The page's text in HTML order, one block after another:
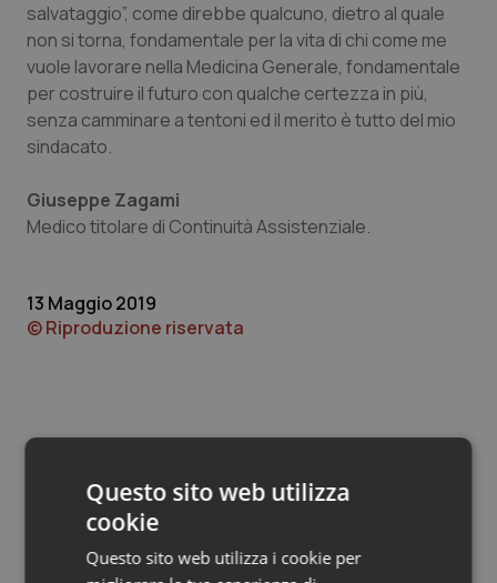
Umbria
Valle D’Aosta
Veneto
Oftalmologia
Oncodermatologia
Oncoematologia
Oncologia & Nutrizione
Quotidiano Cardiologia
Quotidiano Oncologia
Quotidiano Pediatria
Rene & patologie urogenitali
salvataggio”, come direbbe qualcuno, dietro al quale
non si torna, fondamentale per la vita di chi come me
vuole lavorare nella Medicina Generale, fondamentale
per costruire il futuro con qualche certezza in più,
senza camminare a tentoni ed il merito è tutto del mio
sindacato.
Giuseppe Zagami
Medico titolare di Continuità Assistenziale.
13 Maggio 2019
© Riproduzione riservata
Potrebbe interessarti in
Lettere al direttore
Questo sito web utilizza
cookie
Questo sito web utilizza i cookie per